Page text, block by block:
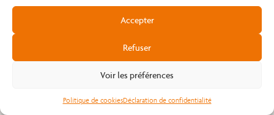
Accepter
Refuser
Voir les préférences
Politique de cookiesDéclaration de confidentialité
La mobilité européenne et internationale s’adresse aux :
Apprentis (en contrat d’apprentissage),
Edith SAUNIER est la référente mobilité de notre
établissement et l’interlocuteur principal pour toutes
RENTREE SEPTEMBRE 2026
Envie de vous former dans les métiers du bâtiment